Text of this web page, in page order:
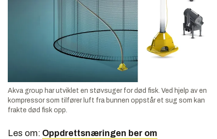
Akva group har utviklet en støvsuger for død fisk. Ved hjelp av en
kompressor som tilfører luft fra bunnen oppstår et sug som kan
frakte død fisk opp.
Les om: Oppdrettsnæringen ber om